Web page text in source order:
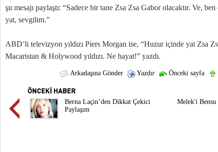
şu mesajı paylaştı: “Sadece bir tane Zsa Zsa Gabor olacaktır. Ve,
yat, sevgilim.”
ABD’li televizyon yıldızı Piers Morgan ise, “Huzur içinde yat Zsa
Macaristan & Holywood yıldızı. Ne hayat!” yazdı.
Arkadaşına Gönder Yazdır Önceki sayfa
Berna Laçin’den Dikkat Çekici
Paylaşım
Melek'i